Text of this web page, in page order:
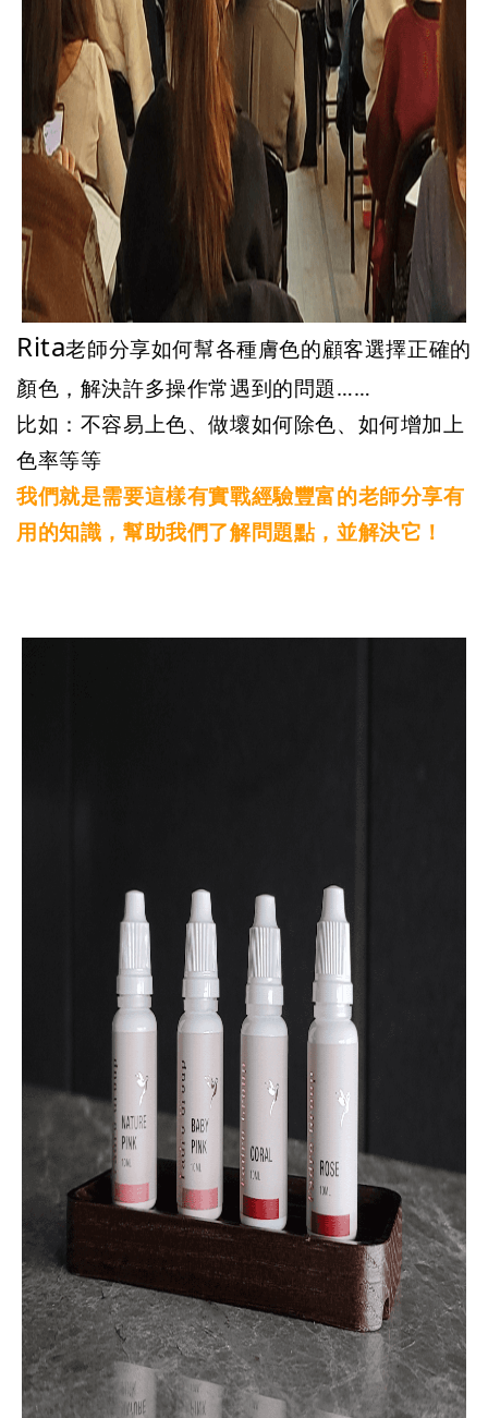
Rita老師分享如何幫各種膚色的顧客選擇正確的
顏色，解決許多操作常遇到的問題……
比如：不容易上色、做壞如何除色、如何增加上
色率等等
我們就是需要這樣有實戰經驗豐富的老師分享有
用的知識，幫助我們了解問題點，並解決它！